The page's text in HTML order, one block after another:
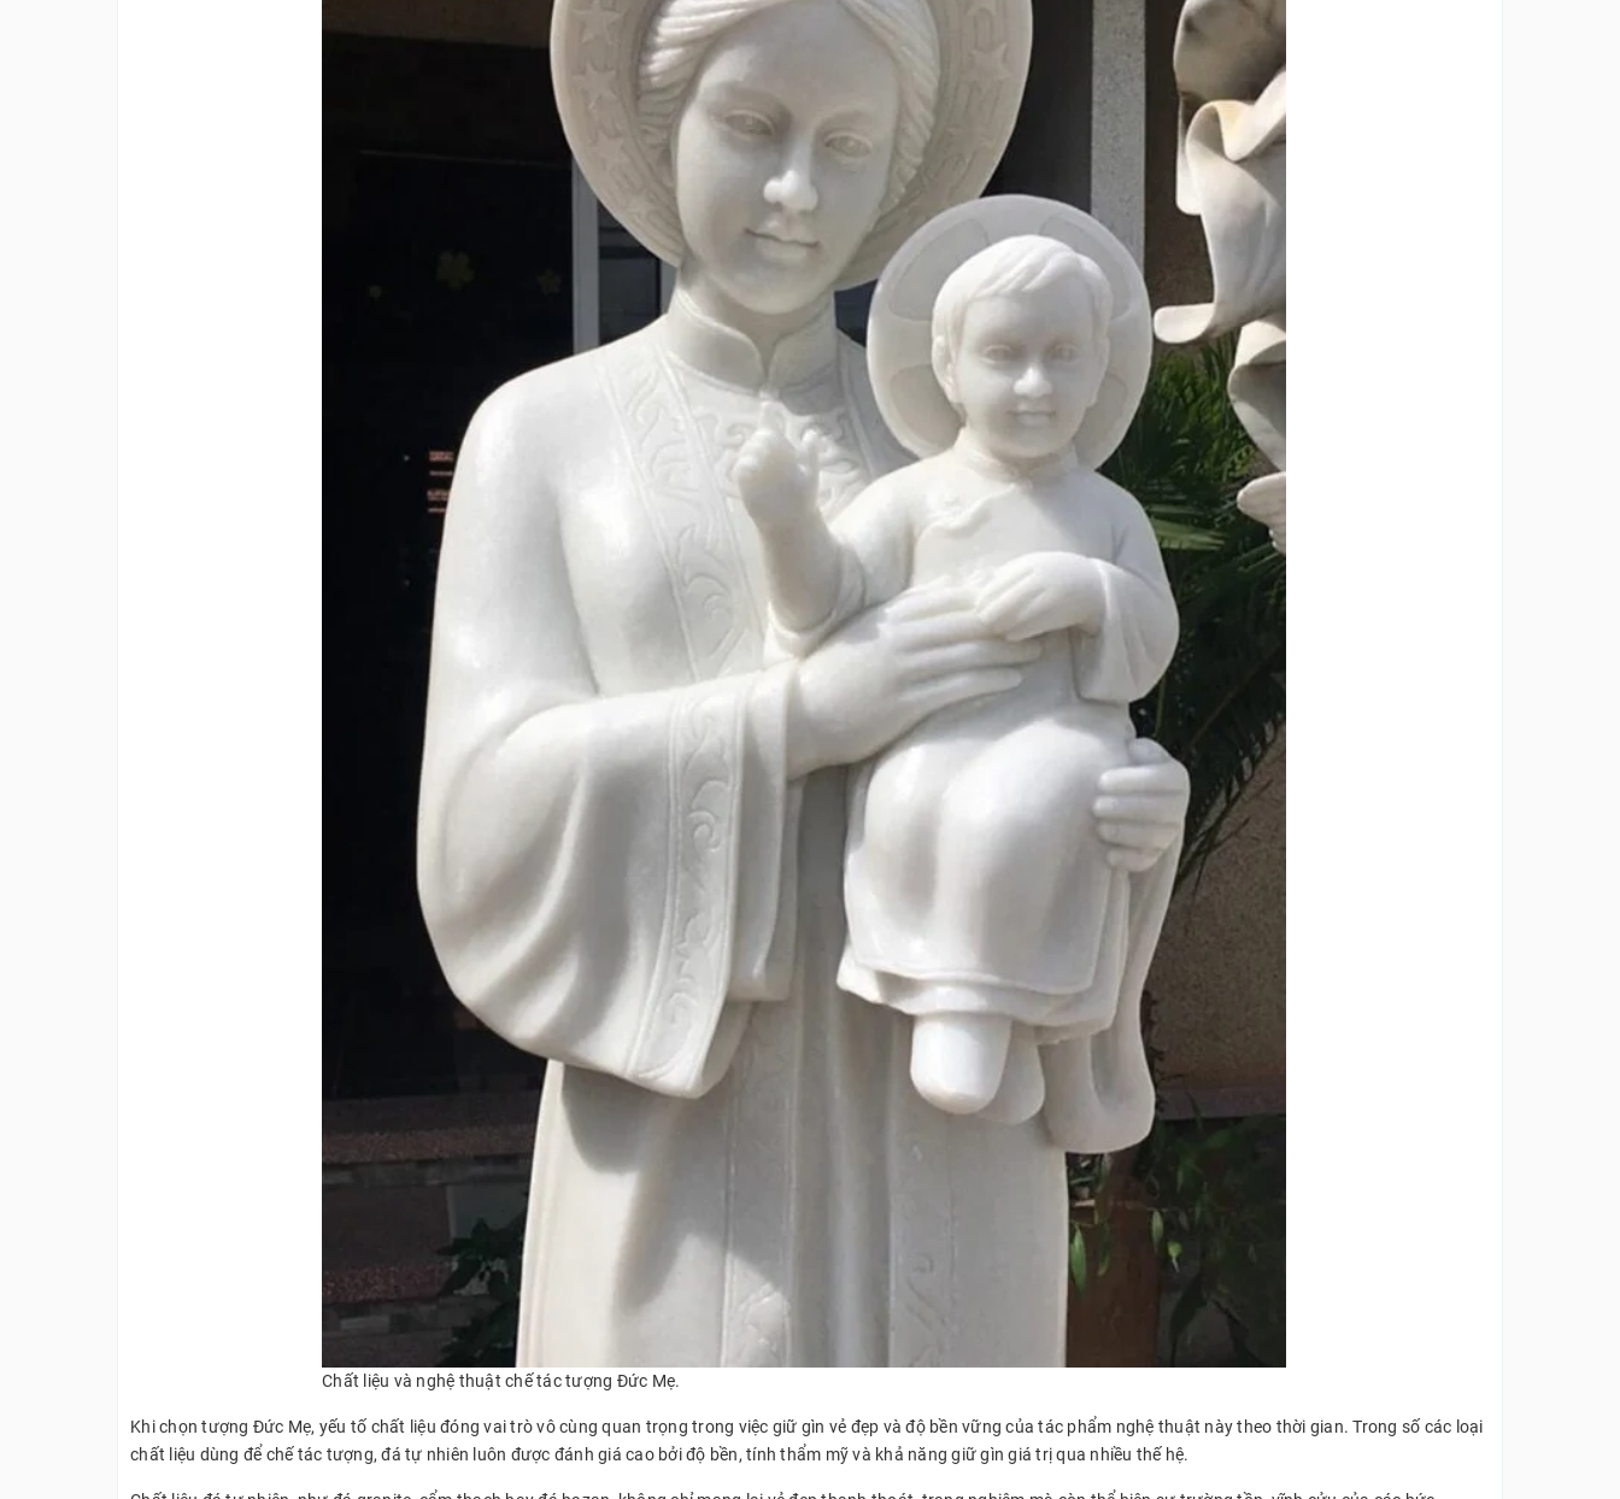
Chất liệu và nghệ thuật chế tác tượng Đức Mẹ.
Khi chọn tượng Đức Mẹ, yếu tố chất liệu đóng vai trò vô cùng quan trọng trong việc giữ gìn vẻ đẹp và độ bền vững của tác phẩm nghệ thuật này theo thời gian. Trong số các loại
chất liệu dùng để chế tác tượng, đá tự nhiên luôn được đánh giá cao bởi độ bền, tính thẩm mỹ và khả năng giữ gìn giá trị qua nhiều thế hệ.